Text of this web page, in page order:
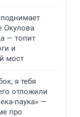
Окулова
— топит
и
мост
я тебя
отложили
паука» —
про